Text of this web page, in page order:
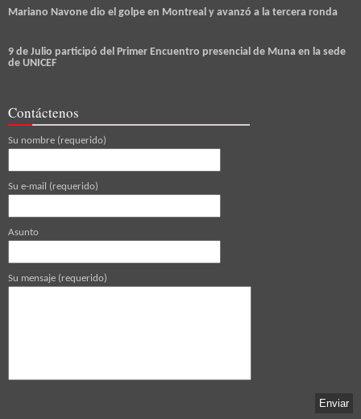
Mariano Navone dio el golpe en Montreal y avanzó a la tercera ronda
9 de Julio participó del Primer Encuentro presencial de Muna en la sede
de UNICEF
Contáctenos
Su nombre (requerido)
Su e-mail (requerido)
Asunto
Su mensaje (requerido)